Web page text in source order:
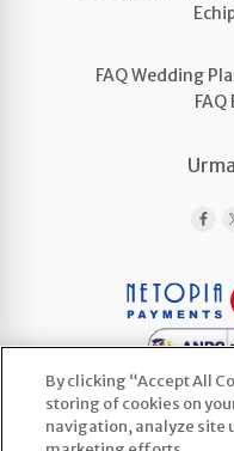
FAQ Wedding
By clicking “Accept All
storing of cookies on
navigation, analyze site